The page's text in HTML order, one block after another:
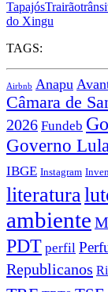
TapajósTrairão
do Xingu
TAGS:
Airbnb Anapu
Câmara de
2026 Fundeb
Governo
IBGE Instagram
literatura
ambiente
PDT perfil
Republicanos